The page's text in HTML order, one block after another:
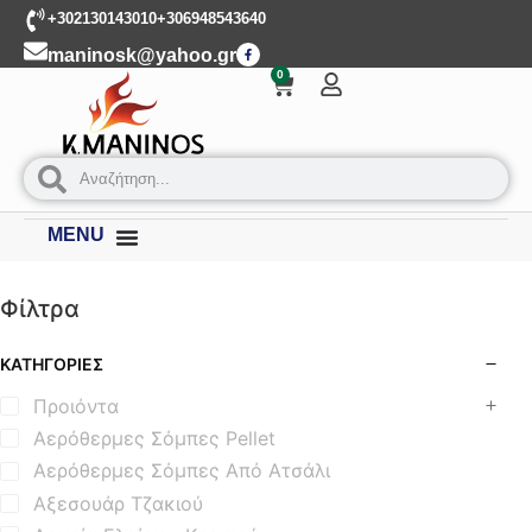
+302130143010+306948543640
maninosk@yahoo.gr
0
MENU
Φίλτρα
ΚΑΤΗΓΟΡΊΕΣ
Προιόντα
Αερόθερμες Σόμπες Pellet
Αερόθερμες Σόμπες Από Ατσάλι
Αξεσουάρ Τζακιού